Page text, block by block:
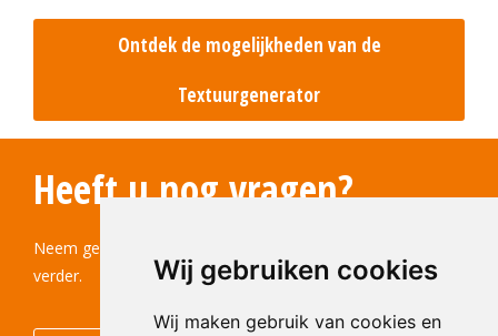
Wij gebruiken cookies
Wij maken gebruik van cookies en
Ontdek de mogelijkheden van de
Textuurgenerator
Heeft u nog vragen?
Neem gerust contact met ons op! Wij helpen u graag
verder.